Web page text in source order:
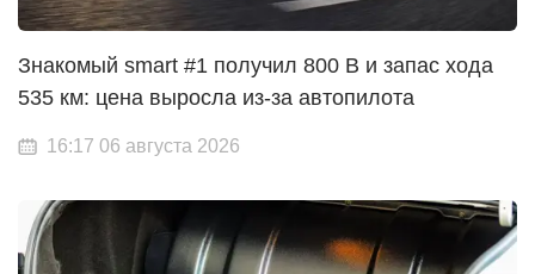
Знакомый smart #1 получил 800 В и запас хода
535 км: цена выросла из-за автопилота
16:17 06 августа 2026